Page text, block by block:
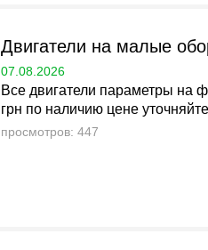
Двигатели на малые
07.08.2026
Все двигатели параметры на
грн по наличию цене
просмотров: 447